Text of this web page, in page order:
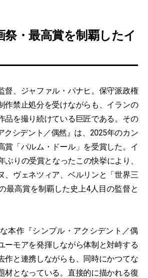
祭・最高賞を制覇したイ
督、ジャファル・パナヒ。保守派政権
作禁止処分を受けながらも、イランの
品を撮り続けている巨匠である。その
クシデント／偶然』は、2025年のカン
賞「パルム・ドール」を受賞した。イ
ぶりの受賞となったこの快挙により、
、ヴェネツィア、ベルリンと「世界三
最高賞を制覇した史上4人目の監督と
本作『シンプル・アクシデント／偶
ーモアを発揮しながら体制と対峙する
作と連携しながらも、同時にかつてな
材となっている。直接的に描かれる復